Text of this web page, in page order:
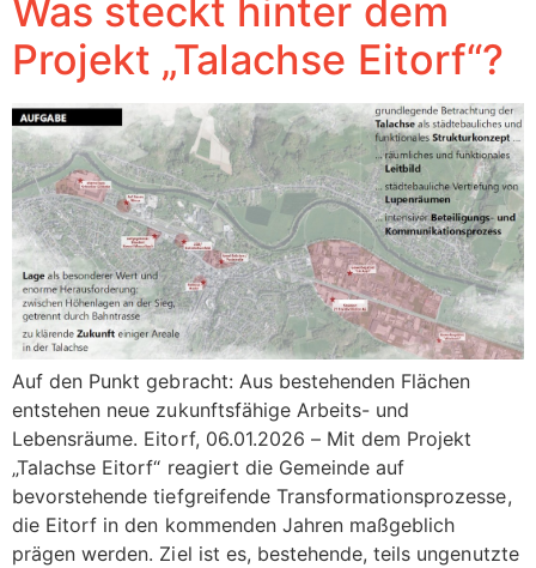
Was steckt hinter dem
Projekt „Talachse Eitorf“?
Auf den Punkt gebracht: Aus bestehenden Flächen
entstehen neue zukunftsfähige Arbeits- und
Lebensräume. Eitorf, 06.01.2026 – Mit dem Projekt
„Talachse Eitorf“ reagiert die Gemeinde auf
bevorstehende tiefgreifende Transformationsprozesse,
die Eitorf in den kommenden Jahren maßgeblich
prägen werden. Ziel ist es, bestehende, teils ungenutzte